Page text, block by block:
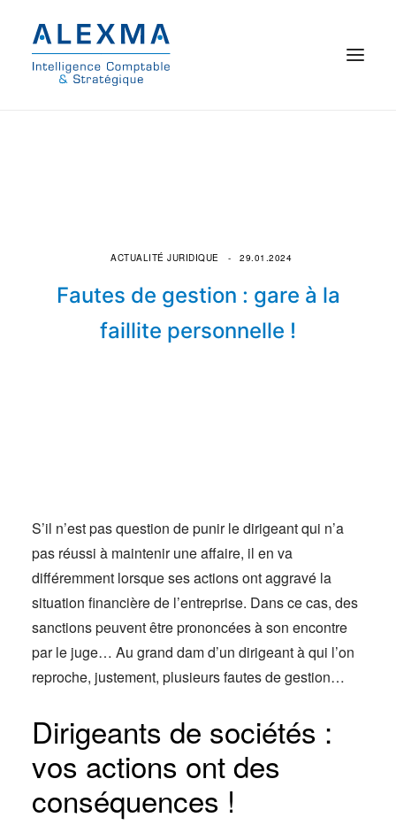
Commissariat aux comptes
On parle de nous
© 2021 Alexma
Fautes de gestion : gare à la
faillite personnelle !
29.01.2024
ACTUALITÉ JURIDIQUE
S’il n’est pas question de punir le dirigeant qui n’a
pas réussi à maintenir une affaire, il en va
différemment lorsque ses actions ont aggravé la
situation financière de l’entreprise. Dans ce cas, des
sanctions peuvent être prononcées à son encontre
par le juge… Au grand dam d’un dirigeant à qui l’on
reproche, justement, plusieurs fautes de gestion…
Dirigeants de sociétés :
vos actions ont des
conséquences !